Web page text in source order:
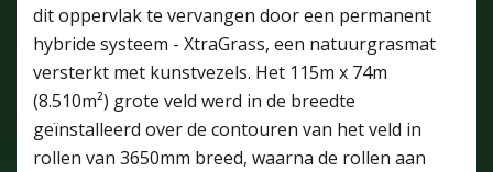
dit oppervlak te vervangen door een permanent
hybride systeem - XtraGrass, een natuurgrasmat
versterkt met kunstvezels. Het 115m x 74m
(8.510m²) grote veld werd in de breedte
geïnstalleerd over de contouren van het veld in
rollen van 3650mm breed, waarna de rollen aan